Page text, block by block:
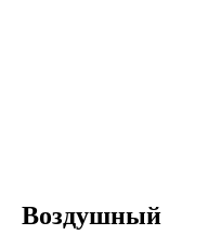
Воздушный